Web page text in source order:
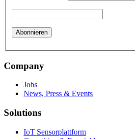
Company
Jobs
News, Press & Events
Solutions
IoT Sensorplattform